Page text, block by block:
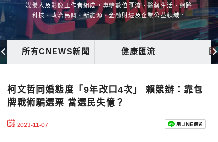
媒體人及影像工作者組成，專精數位匯流、醫藥生活、網路
科技、政治民調、新能源、金融財經及企業公益領域。
所有CNEWS新聞 健康匯流
柯文哲同婚態度「9年改口4次」 賴競辦：靠包
牌戰術騙選票 當選民失憶？
2023-11-07